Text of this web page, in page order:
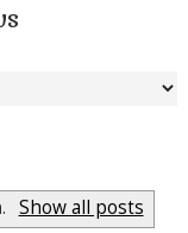
. Show all posts